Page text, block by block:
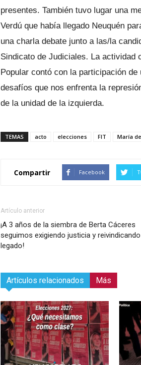
presentes. También tuvo lugar una
Verdú que había llegado Neuquén
una charla debate junto a las/la
Sindicato de Judiciales. La actividad
Popular contó con la participación
desafíos que nos enfrenta la
de la unidad de la izquierda.
TEMAS acto elecciones FIT María
Compartir Facebook
Artículo anterior
¡A 3 años de la siembra de Berta Cáceres
seguimos exigiendo justicia y
legado!
Artículos relacionados Más